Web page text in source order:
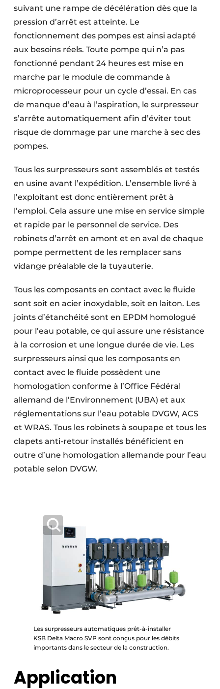
suivant une rampe de décélération dès que la
pression d’arrêt est atteinte. Le
fonctionnement des pompes est ainsi adapté
aux besoins réels. Toute pompe qui n’a pas
fonctionné pendant 24 heures est mise en
marche par le module de commande à
microprocesseur pour un cycle d’essai. En cas
de manque d’eau à l’aspiration, le surpresseur
s’arrête automatiquement afin d’éviter tout
risque de dommage par une marche à sec des
pompes.
Tous les surpresseurs sont assemblés et testés
en usine avant l’expédition. L’ensemble livré à
l’exploitant est donc entièrement prêt à
l’emploi. Cela assure une mise en service simple
et rapide par le personnel de service. Des
robinets d’arrêt en amont et en aval de chaque
pompe permettent de les remplacer sans
vidange préalable de la ­tuyauterie.
Tous les composants en contact avec le fluide
sont soit en acier inoxydable, soit en laiton. Les
joints d’étanchéité sont en EPDM homologué
pour l’eau potable, ce qui assure une résistance
à la corrosion et une longue durée de vie. Les
surpresseurs ainsi que les composants en
contact avec le fluide possèdent une
homologation conforme à l’Office Fédéral
allemand de l’Environnement (UBA) et aux
réglementations sur l’eau potable DVGW, ACS
et WRAS. Tous les robinets à soupape et tous les
clapets anti-retour installés bénéficient en
outre d’une homologation allemande pour l’eau
potable selon DVGW.
Les surpresseurs automatiques prêt-à-installer
KSB Delta Macro SVP sont conçus pour les débits
importants dans le secteur de la construction.
Application